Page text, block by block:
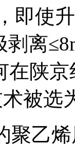
即使
离
在陕
被选
聚乙